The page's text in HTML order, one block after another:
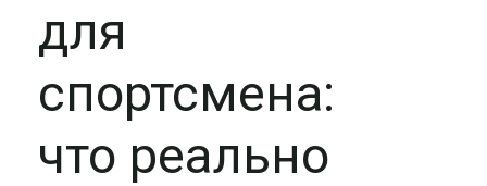
для
спортсмена:
что реально